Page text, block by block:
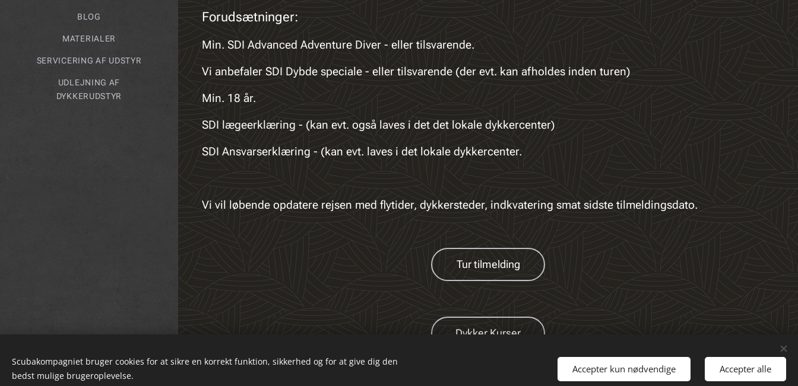
BLOG
MATERIALER
SERVICERING AF UDSTYR
UDLEJNING AF
DYKKERUDSTYR
Forudsætninger:
Min. SDI Advanced Adventure Diver - eller tilsvarende.
Vi anbefaler SDI Dybde speciale - eller tilsvarende (der evt. kan afholdes inden turen)
Min. 18 år.
SDI lægeerklæring - (kan evt. også laves i det det lokale dykkercenter)
SDI Ansvarserklæring - (kan evt. laves i det lokale dykkercenter.
Vi vil løbende opdatere rejsen med flytider, dykkersteder, indkvatering smat sidste tilmeldingsdato.
Tur tilmelding
Dykker Kurser
Powered by
Webnode
Scubakompagniet bruger cookies for at sikre en korrekt funktion, sikkerhed og for at give dig den
bedst mulige brugeroplevelse.
Accepter kun nødvendige Accepter alle